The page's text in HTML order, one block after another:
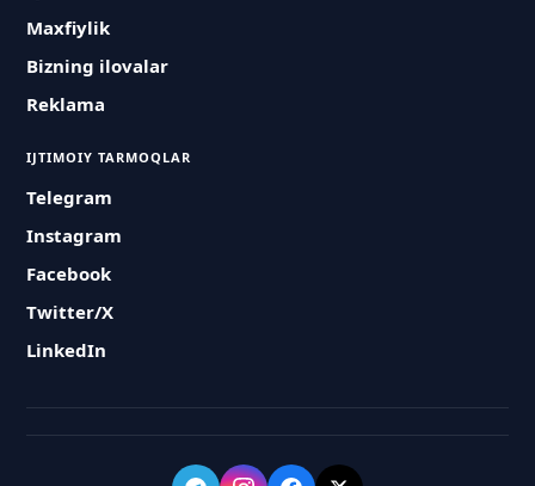
Maxfiylik
Bizning ilovalar
Reklama
IJTIMOIY TARMOQLAR
Telegram
Instagram
Facebook
Twitter/X
LinkedIn